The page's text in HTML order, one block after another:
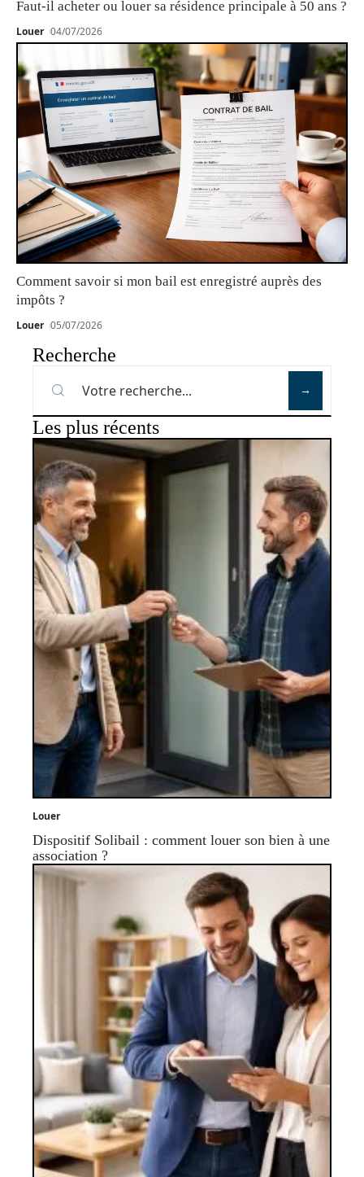
Faut-il acheter ou louer sa résidence principale à 50 ans ?
Louer 04/07/2026
Comment savoir si mon bail est enregistré auprès des
impôts ?
Louer 05/07/2026
Recherche
Les plus récents
Louer
Dispositif Solibail : comment louer son bien à une
association ?